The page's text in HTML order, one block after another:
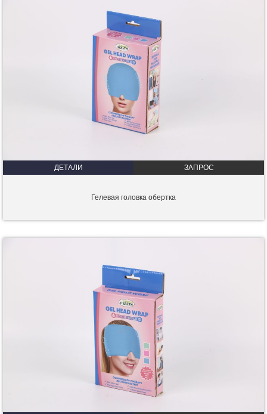
ДЕТАЛИ ЗАПРОС
Гелевая головка обертка